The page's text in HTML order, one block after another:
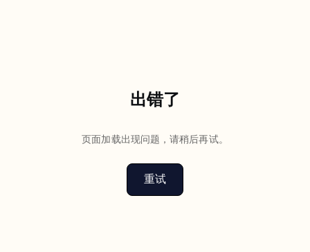
出错了
页面加载出现问题，请稍后再试。
重试